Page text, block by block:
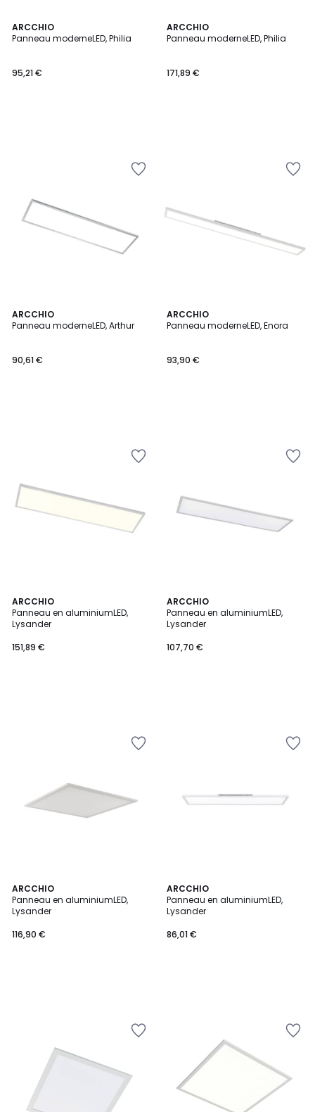
ARCCHIO
Panneau moderneLED, Philia
95,21 €
ARCCHIO
Panneau moderneLED, Philia
171,89 €
ARCCHIO
Panneau moderneLED, Arthur
90,61 €
ARCCHIO
Panneau moderneLED, Enora
93,90 €
ARCCHIO
Panneau en aluminiumLED,
Lysander
151,89 €
ARCCHIO
Panneau en aluminiumLED,
Lysander
107,70 €
ARCCHIO
Panneau en aluminiumLED,
Lysander
116,90 €
ARCCHIO
Panneau en aluminiumLED,
Lysander
86,01 €